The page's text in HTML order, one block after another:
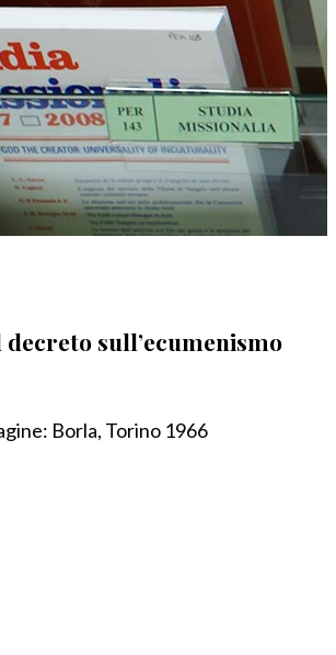
sull’ecumenismo
Borla, Torino 1966